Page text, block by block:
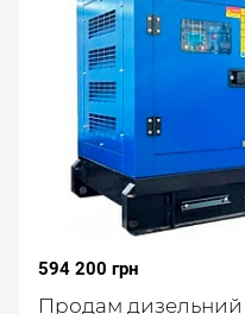
594 200 грн
Продам дизeльний